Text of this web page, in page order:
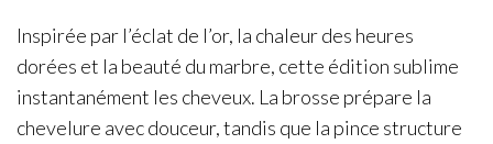
Inspirée par l’éclat de l’or, la chaleur des heures
dorées et la beauté du marbre, cette édition sublime
instantanément les cheveux. La brosse prépare la
chevelure avec douceur, tandis que la pince structure